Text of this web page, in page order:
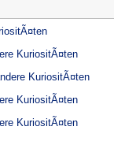
KuriositÃ¤ten
KuriositÃ¤ten
KuriositÃ¤ten
KuriositÃ¤ten